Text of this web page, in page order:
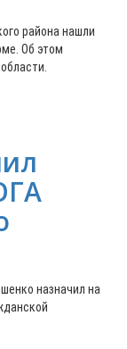
района нашли
Об этом
назначил на